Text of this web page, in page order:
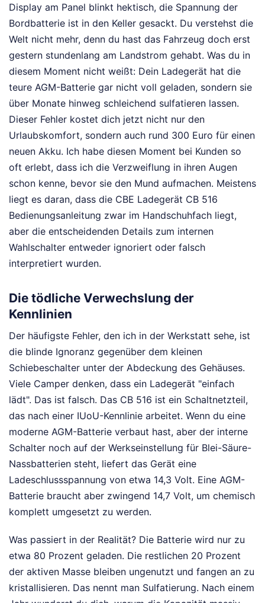
Display am Panel blinkt hektisch, die Spannung der
Bordbatterie ist in den Keller gesackt. Du verstehst die
Welt nicht mehr, denn du hast das Fahrzeug doch erst
gestern stundenlang am Landstrom gehabt. Was du in
diesem Moment nicht weißt: Dein Ladegerät hat die
teure AGM-Batterie gar nicht voll geladen, sondern sie
über Monate hinweg schleichend sulfatieren lassen.
Dieser Fehler kostet dich jetzt nicht nur den
Urlaubskomfort, sondern auch rund 300 Euro für einen
neuen Akku. Ich habe diesen Moment bei Kunden so
oft erlebt, dass ich die Verzweiflung in ihren Augen
schon kenne, bevor sie den Mund aufmachen. Meistens
liegt es daran, dass die CBE Ladegerät CB 516
Bedienungsanleitung zwar im Handschuhfach liegt,
aber die entscheidenden Details zum internen
Wahlschalter entweder ignoriert oder falsch
interpretiert wurden.
Die tödliche Verwechslung der
Kennlinien
Der häufigste Fehler, den ich in der Werkstatt sehe, ist
die blinde Ignoranz gegenüber dem kleinen
Schiebeschalter unter der Abdeckung des Gehäuses.
Viele Camper denken, dass ein Ladegerät "einfach
lädt". Das ist falsch. Das CB 516 ist ein Schaltnetzteil,
das nach einer IUoU-Kennlinie arbeitet. Wenn du eine
moderne AGM-Batterie verbaut hast, aber der interne
Schalter noch auf der Werkseinstellung für Blei-Säure-
Nassbatterien steht, liefert das Gerät eine
Ladeschlussspannung von etwa 14,3 Volt. Eine AGM-
Batterie braucht aber zwingend 14,7 Volt, um chemisch
komplett umgesetzt zu werden.
Was passiert in der Realität? Die Batterie wird nur zu
etwa 80 Prozent geladen. Die restlichen 20 Prozent
der aktiven Masse bleiben ungenutzt und fangen an zu
kristallisieren. Das nennt man Sulfatierung. Nach einem